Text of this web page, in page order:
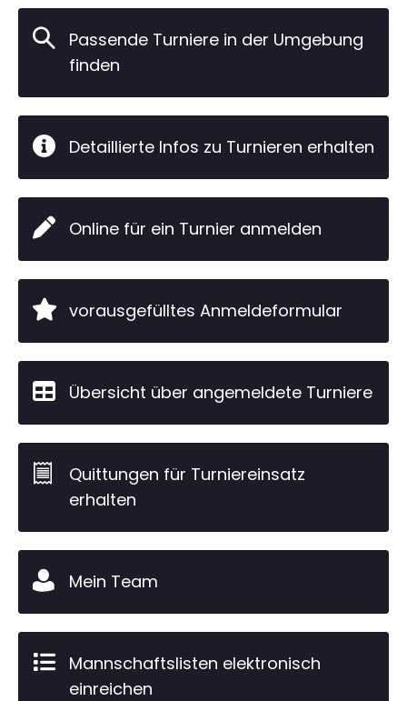
Passende Turniere in der Umgebung
finden
Detaillierte Infos zu Turnieren erhalten
Online für ein Turnier anmelden
vorausgefülltes Anmeldeformular
Übersicht über angemeldete Turniere
Quittungen für Turniereinsatz
erhalten
Mein Team
Mannschaftslisten elektronisch
einreichen